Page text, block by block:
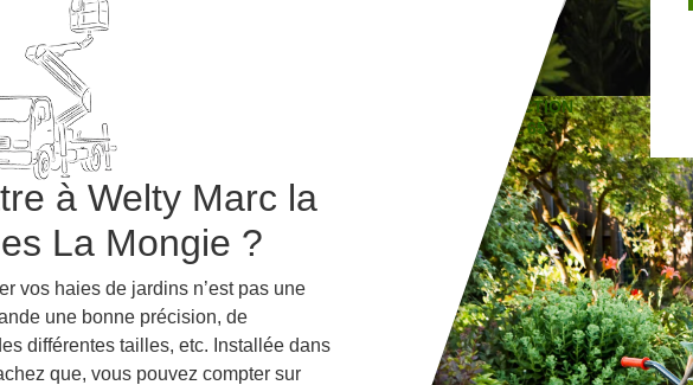
TAILLE DE HAIE 65
TONTE ET RÉFECTION
DE PELOUSE 65
à Welty Marc la
La Mongie ?
vos haies de jardins n’est pas une
une bonne précision, de
différentes tailles, etc. Installée dans
que, vous pouvez compter sur